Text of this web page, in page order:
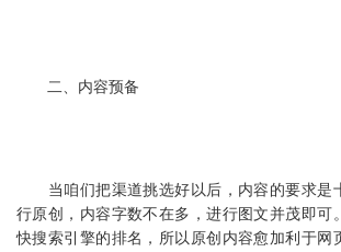
二、内容预备
当咱们把渠道挑选好以后，内容的要求是
行原创，内容字数不在多，进行图文并茂即可
快搜索引擎的排名，所以原创内容愈加利于网